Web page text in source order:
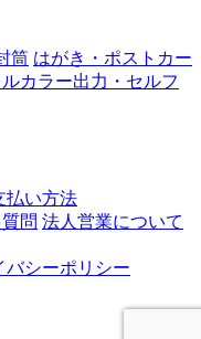
筒 はがき・ポストカー
カラー出力・セルフ
払い方法
問 法人営業について
バシーポリシー